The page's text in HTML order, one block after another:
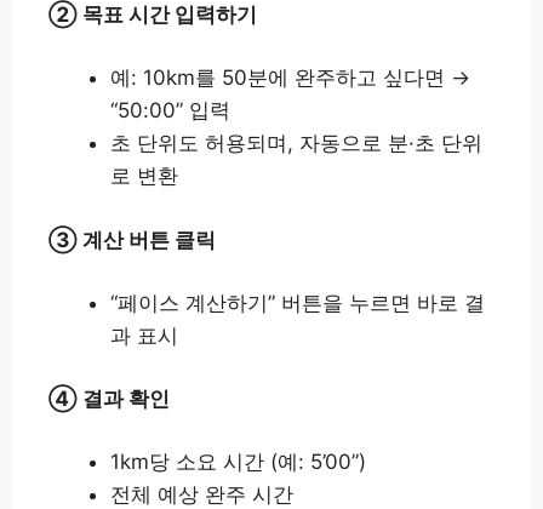
② 목표 시간 입력하기
예: 10km를 50분에 완주하고 싶다면 →
“50:00” 입력
초 단위도 허용되며, 자동으로 분·초 단위
로 변환
③ 계산 버튼 클릭
“페이스 계산하기” 버튼을 누르면 바로 결
과 표시
④ 결과 확인
1km당 소요 시간 (예: 5’00”)
전체 예상 완주 시간